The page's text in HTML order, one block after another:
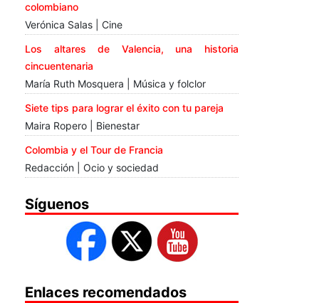
colombiano
Verónica Salas | Cine
Los altares de Valencia, una historia
cincuentenaria
María Ruth Mosquera | Música y folclor
Siete tips para lograr el éxito con tu pareja
Maira Ropero | Bienestar
Colombia y el Tour de Francia
Redacción | Ocio y sociedad
Síguenos
Enlaces recomendados